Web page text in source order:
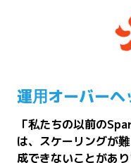
運用オーバーヘ
「私たちの以前の
は、スケーリングが
成できないことがあ